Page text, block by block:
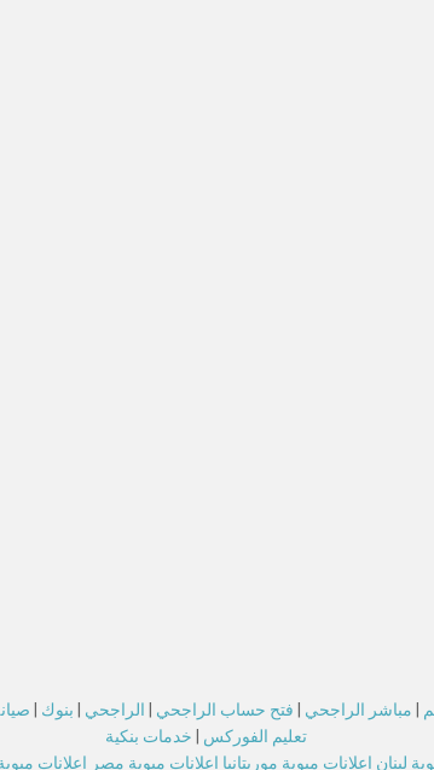
مباشر الراجحي فتح حساب الراجحي الراجحي بنوك
تعليم الفوركس
خدمات بنكية
لبنان اعلانات مبوبة موريتانيا اعلانات مبوبة مصر اعلانات